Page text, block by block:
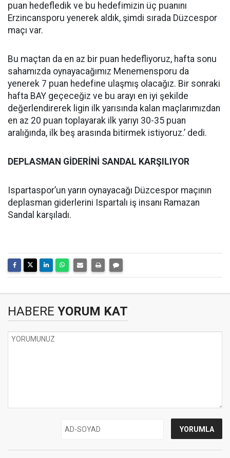
puan hedefledik ve bu hedefimizin üç puanını
Erzincansporu yenerek aldık, şimdi sırada Düzcespor
maçı var.
Bu maçtan da en az bir puan hedefliyoruz, hafta sonu
sahamızda oynayacağımız Menemensporu da
yenerek 7 puan hedefine ulaşmış olacağız. Bir sonraki
hafta BAY geçeceğiz ve bu arayı en iyi şekilde
değerlendirerek ligin ilk yarısında kalan maçlarımızdan
en az 20 puan toplayarak ilk yarıyı 30-35 puan
aralığında, ilk beş arasında bitirmek istiyoruz.’ dedi.
DEPLASMAN GİDERİNİ SANDAL KARŞILIYOR
Ispartaspor’un yarın oynayacağı Düzcespor maçının
deplasman giderlerini Ispartalı iş insanı Ramazan
Sandal karşıladı.
HABERE YORUM KAT